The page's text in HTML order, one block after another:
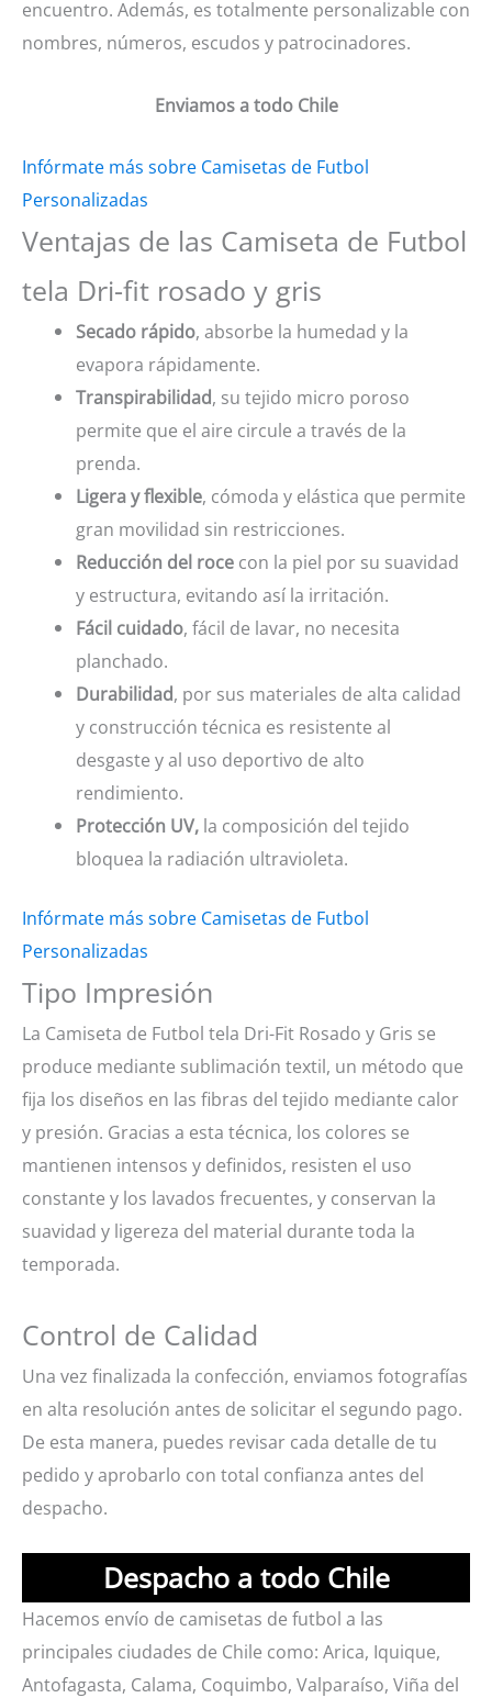
encuentro. Además, es totalmente personalizable con
nombres, números, escudos y patrocinadores.
Enviamos a todo Chile
Infórmate más sobre Camisetas de Futbol
Personalizadas
Ventajas de las Camiseta de Futbol
tela Dri-fit rosado y gris
Secado rápido, absorbe la humedad y la
evapora rápidamente.
Transpirabilidad, su tejido micro poroso
permite que el aire circule a través de la
prenda.
Ligera y flexible, cómoda y elástica que permite
gran movilidad sin restricciones.
Reducción del roce con la piel por su suavidad
y estructura, evitando así la irritación.
Fácil cuidado, fácil de lavar, no necesita
planchado.
Durabilidad, por sus materiales de alta calidad
y construcción técnica es resistente al
desgaste y al uso deportivo de alto
rendimiento.
Protección UV, la composición del tejido
bloquea la radiación ultravioleta.
Infórmate más sobre Camisetas de Futbol
Personalizadas
Tipo Impresión
La Camiseta de Futbol tela Dri-Fit Rosado y Gris se
produce mediante sublimación textil, un método que
fija los diseños en las fibras del tejido mediante calor
y presión. Gracias a esta técnica, los colores se
mantienen intensos y definidos, resisten el uso
constante y los lavados frecuentes, y conservan la
suavidad y ligereza del material durante toda la
temporada.
Control de Calidad
Una vez finalizada la confección, enviamos fotografías
en alta resolución antes de solicitar el segundo pago.
De esta manera, puedes revisar cada detalle de tu
pedido y aprobarlo con total confianza antes del
despacho.
Despacho a todo Chile
Hacemos envío de camisetas de futbol a las
principales ciudades de Chile como: Arica, Iquique,
Antofagasta, Calama, Coquimbo, Valparaíso, Viña del